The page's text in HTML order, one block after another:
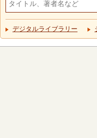
デジタルライブラリー